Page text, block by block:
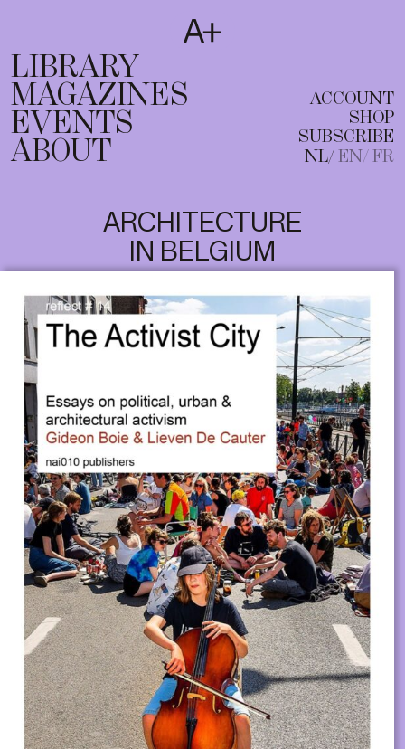
T
EN FR
LIBRARY
MAGAZINES
EVENTS
ABOUT
ACCOUNT
SHOP
SUBSCRIBE
NL EN FR
ARCHITECTURE
IN BELGIUM